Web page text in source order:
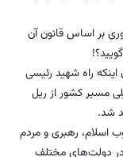
بر اساس قانون آن
راه شهید رئیسی
مسیر کشور از ریل
شد.
اسلام، رهبری و مردم
در دولت‌های مختلف